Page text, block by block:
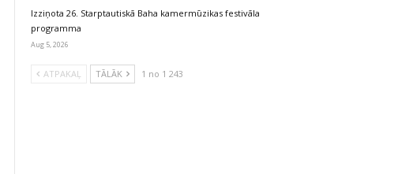
Izziņota 26. Starptautiskā Baha kamermūzikas festivāla
programma
Aug 5, 2026
ATPAKAĻ TĀLĀK 1 no 1 243